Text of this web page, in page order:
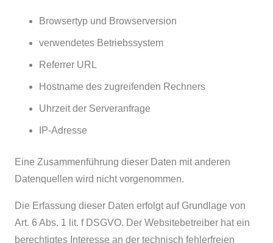
Browsertyp und Browserversion
verwendetes Betriebssystem
Referrer URL
Hostname des zugreifenden Rechners
Uhrzeit der Serveranfrage
IP-Adresse
Eine Zusammenführung dieser Daten mit anderen
Datenquellen wird nicht vorgenommen.
Die Erfassung dieser Daten erfolgt auf Grundlage von
Art. 6 Abs. 1 lit. f DSGVO. Der Websitebetreiber hat ein
berechtigtes Interesse an der technisch fehlerfreien